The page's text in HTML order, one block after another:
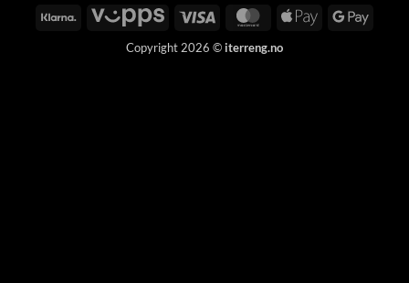
Klarna Vipps Visa MasterCardApple
Google
Copyright 2026 ©iterreng.no